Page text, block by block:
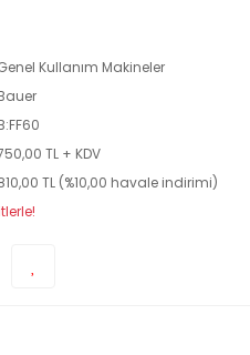
Kullanım Makineler
TL + KDV
TL (%10,00 havale indirimi)